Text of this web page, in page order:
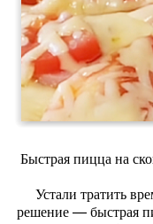
Быстрая пицца на
Устали тратить
решение — быстрая